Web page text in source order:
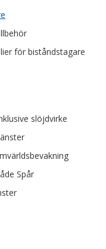
för biståndstagare
slöjdvirke
Spår